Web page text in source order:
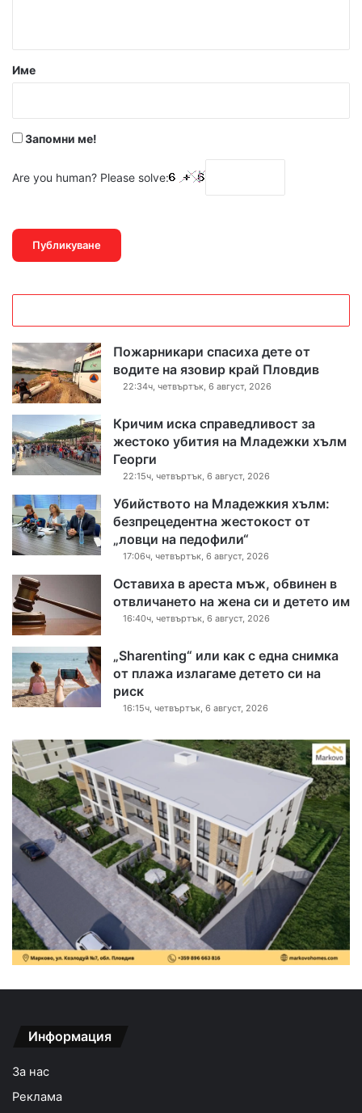
р
Име
Запомни ме!
Are you human? Please solve:
Пожарникари спасиха дете от
водите на язовир край Пловдив
22:34ч, четвъртък, 6 август, 2026
Кричим иска справедливост за
жестоко убития на Младежки хълм
Георги
22:15ч, четвъртък, 6 август, 2026
Убийството на Младежкия хълм:
безпрецедентна жестокост от
„ловци на педофили“
17:06ч, четвъртък, 6 август, 2026
Оставиха в ареста мъж, обвинен в
отвличането на жена си и детето им
16:40ч, четвъртък, 6 август, 2026
„Sharenting“ или как с една снимка
от плажа излагаме детето си на
риск
16:15ч, четвъртък, 6 август, 2026
Информация
За нас
Реклама